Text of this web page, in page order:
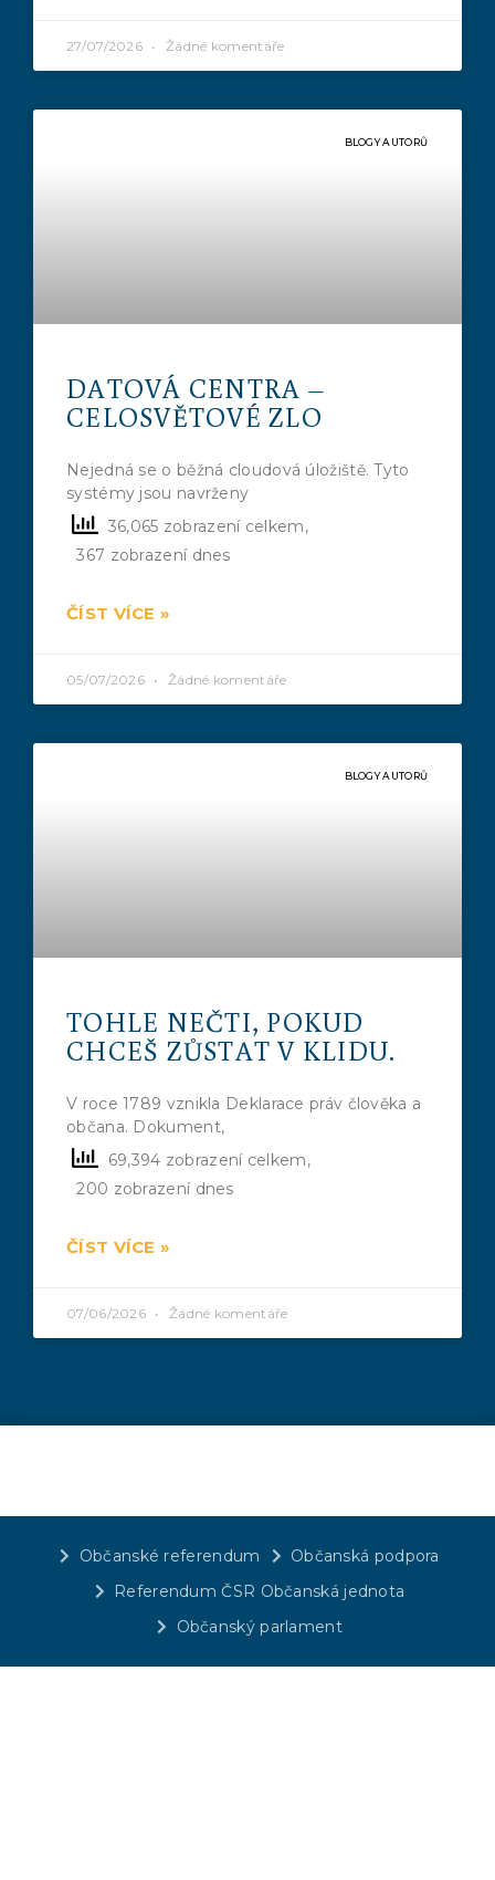
27/07/2026 Žádné komentáře
BLOGY AUTORŮ
DATOVÁ CENTRA –
CELOSVĚTOVÉ ZLO
Nejedná se o běžná cloudová úložiště. Tyto
systémy jsou navrženy
36,065 zobrazení celkem,
367 zobrazení dnes
ČÍST VÍCE »
05/07/2026 Žádné komentáře
BLOGY AUTORŮ
TOHLE NEČTI, POKUD
CHCEŠ ZŮSTAT V KLIDU.
V roce 1789 vznikla Deklarace práv člověka a
občana. Dokument,
69,394 zobrazení celkem,
200 zobrazení dnes
ČÍST VÍCE »
07/06/2026 Žádné komentáře
Občanské referendum
Občanská podpora
Referendum ČSR Občanská jednota
Občanský parlament